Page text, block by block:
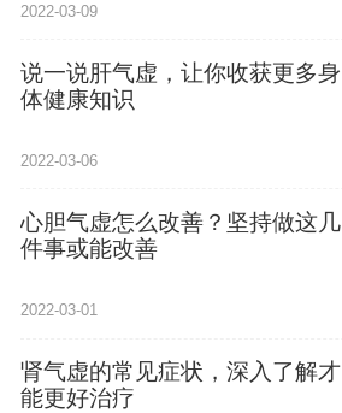
2022-03-09
说一说肝气虚，让你收获更多身
体健康知识
2022-03-06
心胆气虚怎么改善？坚持做这几
件事或能改善
2022-03-01
肾气虚的常见症状，深入了解才
能更好治疗